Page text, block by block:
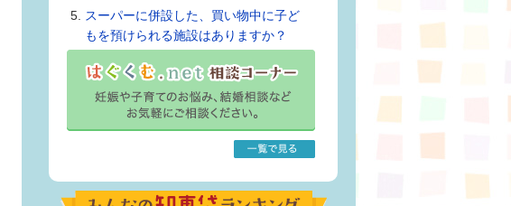
スーパーに併設した、買い物中に子ど
もを預けられる施設はありますか？